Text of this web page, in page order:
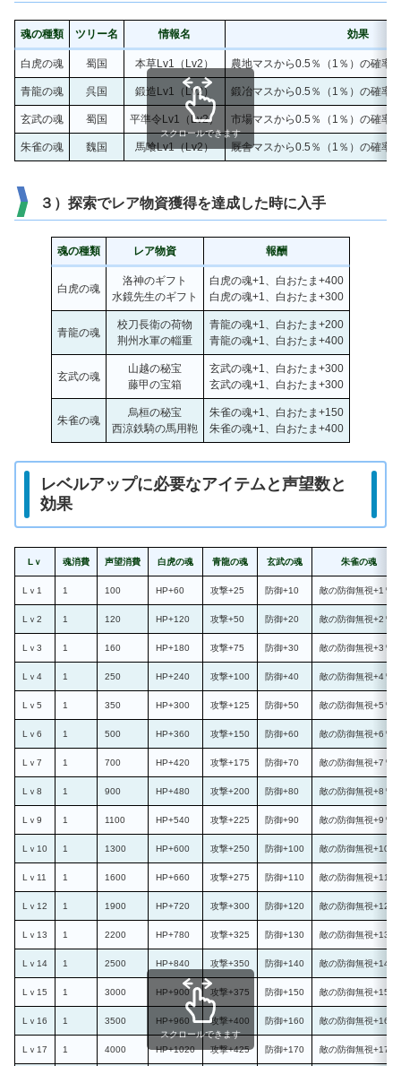
魂の種類 ツリー名 情報名 効果
白虎の魂 蜀国 本草Lv1（Lv2） 農地マスから0.5％（1％）の確率
青龍の魂 呉国 鍛造Lv1（Lv2） 鍛冶マスから0.5％（1％）の確率
玄武の魂 蜀国 平準令Lv1（Lv2） 市場マスから0.5％（1％）の確率
朱雀の魂 魏国 馬喰Lv1（Lv2） 厩舎マスから0.5％（1％）の確率
スクロールできます
３）探索でレア物資獲得を達成した時に入手
魂の種類 レア物資 報酬
白虎の魂
洛神のギフト
水鏡先生のギフト
白虎の魂+1、白おたま+400
白虎の魂+1、白おたま+300
青龍の魂
校刀長衛の荷物
荆州水軍の輜重
青龍の魂+1、白おたま+200
青龍の魂+1、白おたま+400
玄武の魂
山越の秘宝
藤甲の宝箱
玄武の魂+1、白おたま+300
玄武の魂+1、白おたま+300
朱雀の魂
烏桓の秘宝
西涼鉄騎の馬用鞄
朱雀の魂+1、白おたま+150
朱雀の魂+1、白おたま+400
レベルアップに必要なアイテムと声望数と
効果
Lｖ 魂消費 声望消費 白虎の魂 青龍の魂 玄武の魂 朱雀の魂
Lｖ1 1 100 HP+60 攻撃+25 防御+10 敵の防御無視+1％
Lｖ2 1 120 HP+120 攻撃+50 防御+20 敵の防御無視+2％
Lｖ3 1 160 HP+180 攻撃+75 防御+30 敵の防御無視+3％
Lｖ4 1 250 HP+240 攻撃+100 防御+40 敵の防御無視+4％
Lｖ5 1 350 HP+300 攻撃+125 防御+50 敵の防御無視+5％
Lｖ6 1 500 HP+360 攻撃+150 防御+60 敵の防御無視+6％
Lｖ7 1 700 HP+420 攻撃+175 防御+70 敵の防御無視+7％
Lｖ8 1 900 HP+480 攻撃+200 防御+80 敵の防御無視+8％
Lｖ9 1 1100 HP+540 攻撃+225 防御+90 敵の防御無視+9％
Lｖ10 1 1300 HP+600 攻撃+250 防御+100 敵の防御無視+10％
Lｖ11 1 1600 HP+660 攻撃+275 防御+110 敵の防御無視+11％
Lｖ12 1 1900 HP+720 攻撃+300 防御+120 敵の防御無視+12％
Lｖ13 1 2200 HP+780 攻撃+325 防御+130 敵の防御無視+13％
Lｖ14 1 2500 HP+840 攻撃+350 防御+140 敵の防御無視+14％
Lｖ15 1 3000 HP+900 攻撃+375 防御+150 敵の防御無視+15％
Lｖ16 1 3500 HP+960 攻撃+400 防御+160 敵の防御無視+16％
Lｖ17 1 4000 HP+1020 攻撃+425 防御+170 敵の防御無視+17％
スクロールできます